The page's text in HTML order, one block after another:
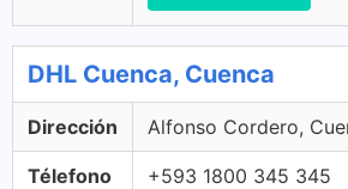
DHL Cuenca, Cuenca
Dirección Alfonso Cordero,
Télefono +593 1800 345 345